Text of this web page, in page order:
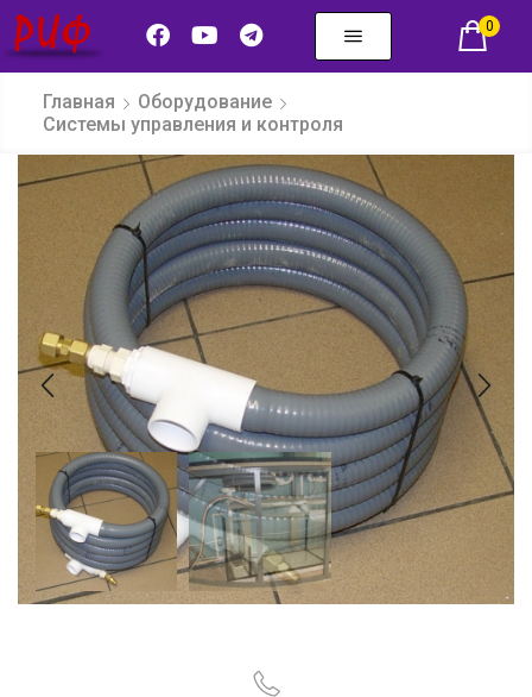
0
Главная
Оборудование
Системы управления и контроля